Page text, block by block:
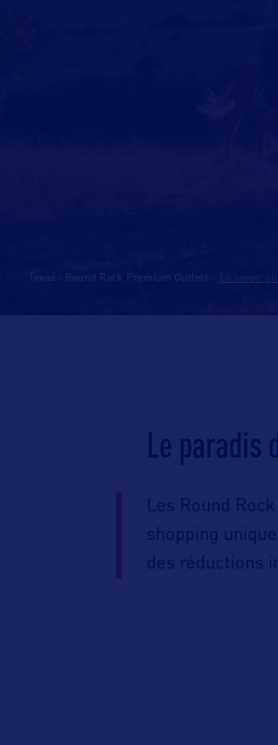
Le paradis
Les Round
shopping
des réductions